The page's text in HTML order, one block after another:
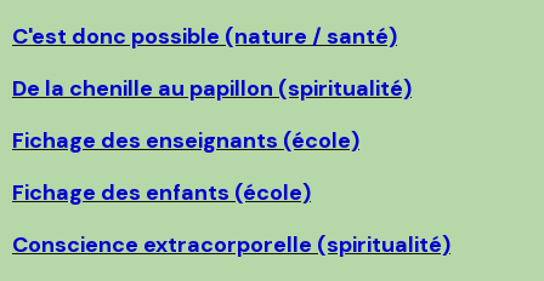
C'est donc possible (nature / santé)
De la chenille au papillon (spiritualité)
Fichage des enseignants (école)
Fichage des enfants (école)
Conscience extracorporelle (spiritualité)